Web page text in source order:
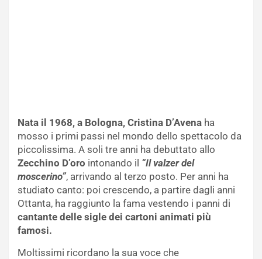
Nata il 1968, a Bologna, Cristina D’Avena ha
mosso i primi passi nel mondo dello spettacolo da
piccolissima. A soli tre anni ha debuttato allo
Zecchino D’oro intonando il “Il valzer del
moscerino”, arrivando al terzo posto. Per anni ha
studiato canto: poi crescendo, a partire dagli anni
Ottanta, ha raggiunto la fama vestendo i panni di
cantante delle sigle dei cartoni animati più
famosi.
Moltissimi ricordano la sua voce che